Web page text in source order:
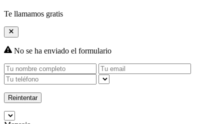
Te llamamos gratis
No se ha enviado el formulario
Reintentar